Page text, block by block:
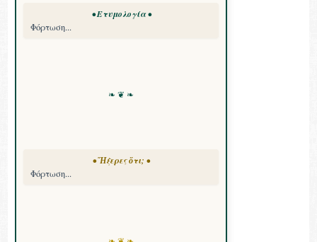
• Ετυμολογία •
Φόρτωση...
❧ ❦ ❧
• Ἤξερες ὅτι; •
Φόρτωση...